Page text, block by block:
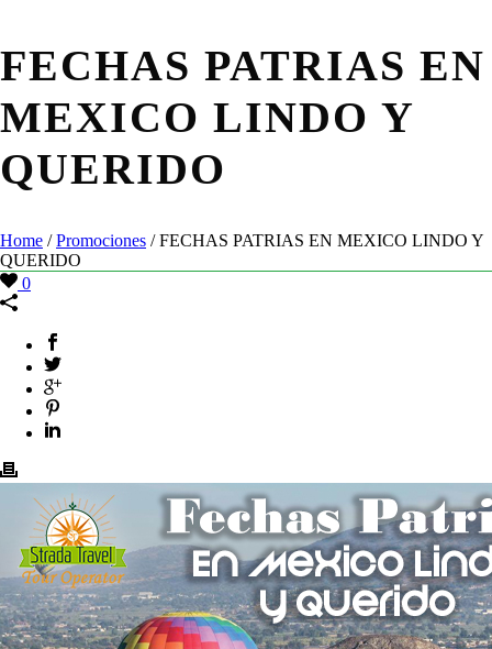
FECHAS PATRIAS EN
MEXICO LINDO Y
QUERIDO
Home /Promociones / FECHAS PATRIAS EN MEXICO LINDO Y
QUERIDO
0